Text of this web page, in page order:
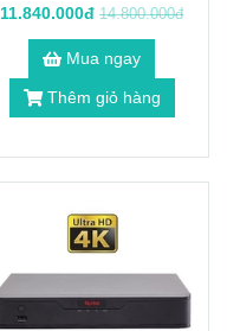
11.840.000đ 14.800.000đ
Mua ngay
Thêm giỏ hàng